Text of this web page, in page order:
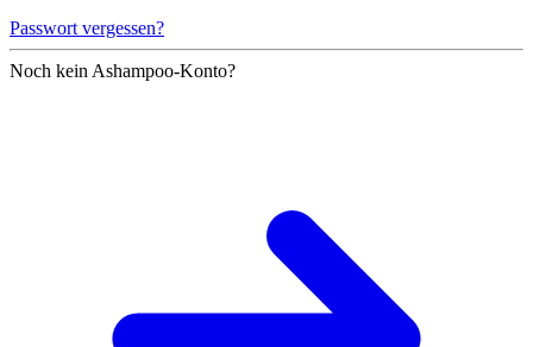
Passwort vergessen?
Noch kein Ashampoo-Konto?